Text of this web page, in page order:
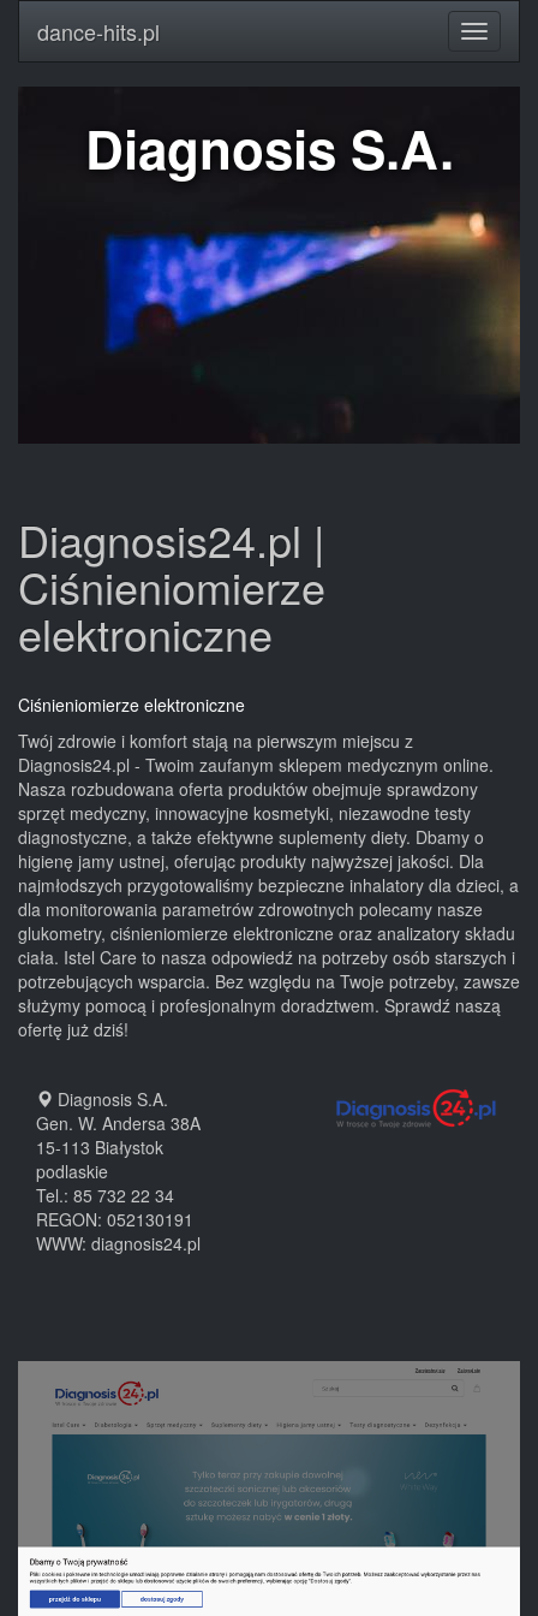
dance-hits.pl
Diagnosis S.A.
Diagnosis24.pl |
Ciśnieniomierze
elektroniczne
Ciśnieniomierze elektroniczne
Twój zdrowie i komfort stają na pierwszym miejscu z
Diagnosis24.pl - Twoim zaufanym sklepem medycznym online.
Nasza rozbudowana oferta produktów obejmuje sprawdzony
sprzęt medyczny, innowacyjne kosmetyki, niezawodne testy
diagnostyczne, a także efektywne suplementy diety. Dbamy o
higienę jamy ustnej, oferując produkty najwyższej jakości. Dla
najmłodszych przygotowaliśmy bezpieczne inhalatory dla dzieci, a
dla monitorowania parametrów zdrowotnych polecamy nasze
glukometry, ciśnieniomierze elektroniczne oraz analizatory składu
ciała. Istel Care to nasza odpowiedź na potrzeby osób starszych i
potrzebujących wsparcia. Bez względu na Twoje potrzeby, zawsze
służymy pomocą i profesjonalnym doradztwem. Sprawdź naszą
ofertę już dziś!
Diagnosis S.A.
Gen. W. Andersa 38A
15-113 Białystok
podlaskie
Tel.: 85 732 22 34
REGON: 052130191
WWW: diagnosis24.pl